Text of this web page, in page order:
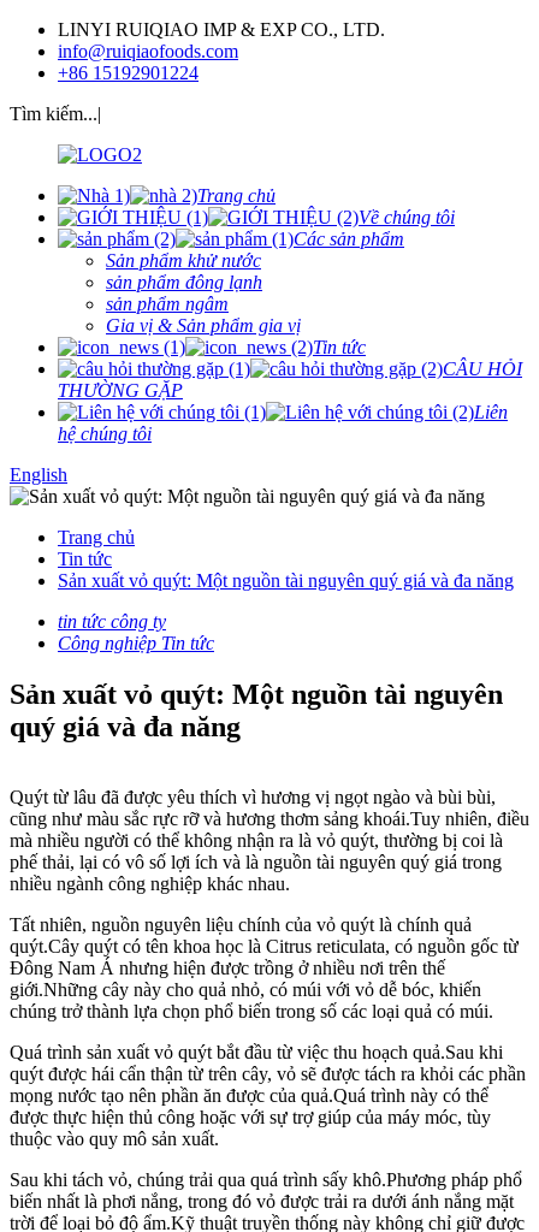
LINYI RUIQIAO IMP & EXP CO., LTD.
info@ruiqiaofoods.com
+86 15192901224
Tìm kiếm...|
Trang chủ
Về chúng tôi
Các sản phẩm
Sản phẩm khử nước
sản phẩm đông lạnh
sản phẩm ngâm
Gia vị & Sản phẩm gia vị
Tin tức
CÂU HỎI
THƯỜNG GẶP
Liên
hệ chúng tôi
English
Trang chủ
Tin tức
Sản xuất vỏ quýt: Một nguồn tài nguyên quý giá và đa năng
tin tức công ty
Công nghiệp Tin tức
Sản xuất vỏ quýt: Một nguồn tài nguyên
quý giá và đa năng
Quýt từ lâu đã được yêu thích vì hương vị ngọt ngào và bùi bùi,
cũng như màu sắc rực rỡ và hương thơm sảng khoái.Tuy nhiên, điều
mà nhiều người có thể không nhận ra là vỏ quýt, thường bị coi là
phế thải, lại có vô số lợi ích và là nguồn tài nguyên quý giá trong
nhiều ngành công nghiệp khác nhau.
Tất nhiên, nguồn nguyên liệu chính của vỏ quýt là chính quả
quýt.Cây quýt có tên khoa học là Citrus reticulata, có nguồn gốc từ
Đông Nam Á nhưng hiện được trồng ở nhiều nơi trên thế
giới.Những cây này cho quả nhỏ, có múi với vỏ dễ bóc, khiến
chúng trở thành lựa chọn phổ biến trong số các loại quả có múi.
Quá trình sản xuất vỏ quýt bắt đầu từ việc thu hoạch quả.Sau khi
quýt được hái cẩn thận từ trên cây, vỏ sẽ được tách ra khỏi các phần
mọng nước tạo nên phần ăn được của quả.Quá trình này có thể
được thực hiện thủ công hoặc với sự trợ giúp của máy móc, tùy
thuộc vào quy mô sản xuất.
Sau khi tách vỏ, chúng trải qua quá trình sấy khô.Phương pháp phổ
biến nhất là phơi nắng, trong đó vỏ được trải ra dưới ánh nắng mặt
trời để loại bỏ độ ẩm.Kỹ thuật truyền thống này không chỉ giữ được